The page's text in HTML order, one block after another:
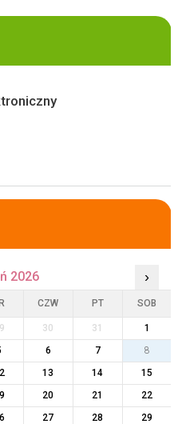
2026 ›
CZW PT SOB
30 31
1
6 7
8
13 14
15
20 21
22
27 28
29